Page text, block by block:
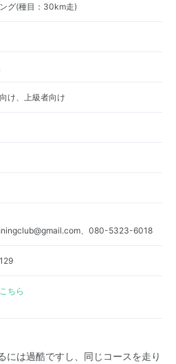
グ(種目：30km走)
け、上級者向け
、080-5323-6018
ちら
には過酷ですし、同じコースを走り